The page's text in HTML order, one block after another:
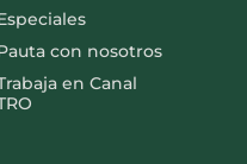
con nosotros
en Canal